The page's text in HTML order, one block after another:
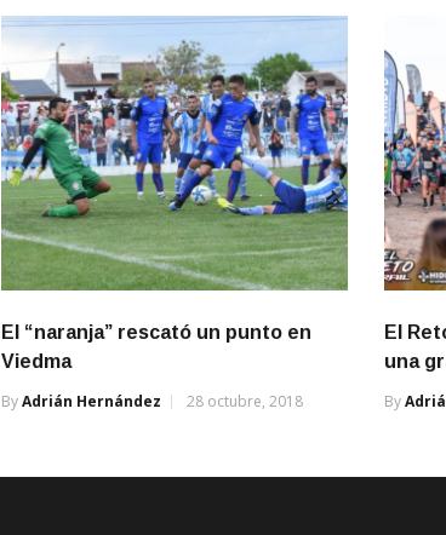
El “naranja” rescató un punto en
Viedma
ByAdrián Hernández 28 octubre, 2018
El
una
By